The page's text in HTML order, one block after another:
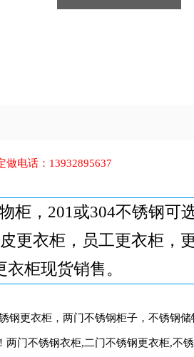
做电话： 13932895637
柜，201或304不锈钢可
更衣柜，员工更衣柜，
衣柜现货销售。
更衣柜，两门不锈钢柜子，不锈钢
门不锈钢衣柜,二门不锈钢更衣柜,不